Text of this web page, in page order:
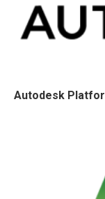
Autodesk